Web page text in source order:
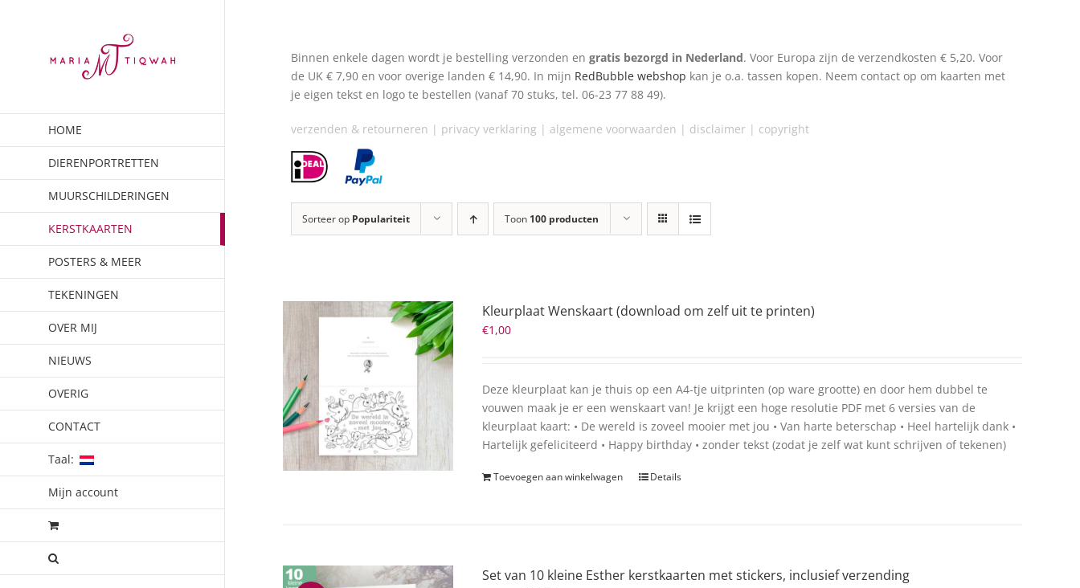
HOME
DIERENPORTRETTEN
MUURSCHILDERINGEN
KERSTKAARTEN
POSTERS & MEER
TEKENINGEN
OVER MIJ
NIEUWS
OVERIG
CONTACT
Taal:
Mijn account
Binnen enkele dagen wordt je bestelling verzonden en gratis bezorgd in Nederland. Voor Europa zijn de verzendkosten € 5,20. Voor
de UK € 7,90 en voor overige landen € 14,90. In mijn RedBubble webshop kan je o.a. tassen kopen. Neem contact op om kaarten met
je eigen tekst en logo te bestellen (vanaf 70 stuks, tel. 06-23 77 88 49).
verzenden & retourneren | privacy verklaring | algemene voorwaarden | disclaimer | copyright
Sorteer op Populariteit Toon 100 producten
Kleurplaat Wenskaart (download om zelf uit te printen)
€1,00
Deze kleurplaat kan je thuis op een A4-tje uitprinten (op ware grootte) en door hem dubbel te
vouwen maak je er een wenskaart van! Je krijgt een hoge resolutie PDF met 6 versies van de
kleurplaat kaart: • De wereld is zoveel mooier met jou • Van harte beterschap • Heel hartelijk dank •
Hartelijk gefeliciteerd • Happy birthday • zonder tekst (zodat je zelf wat kunt schrijven of tekenen)
Toevoegen aan winkelwagen Details
Set van 10 kleine Esther kerstkaarten met stickers, inclusief verzending